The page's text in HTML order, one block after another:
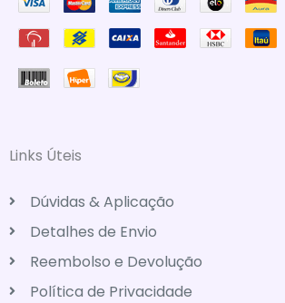
Links Úteis
Dúvidas & Aplicação
Detalhes de Envio
Reembolso e Devolução
Política de Privacidade